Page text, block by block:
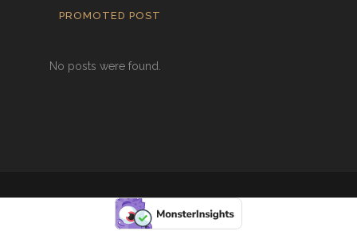
PROMOTED POST
No posts were found.